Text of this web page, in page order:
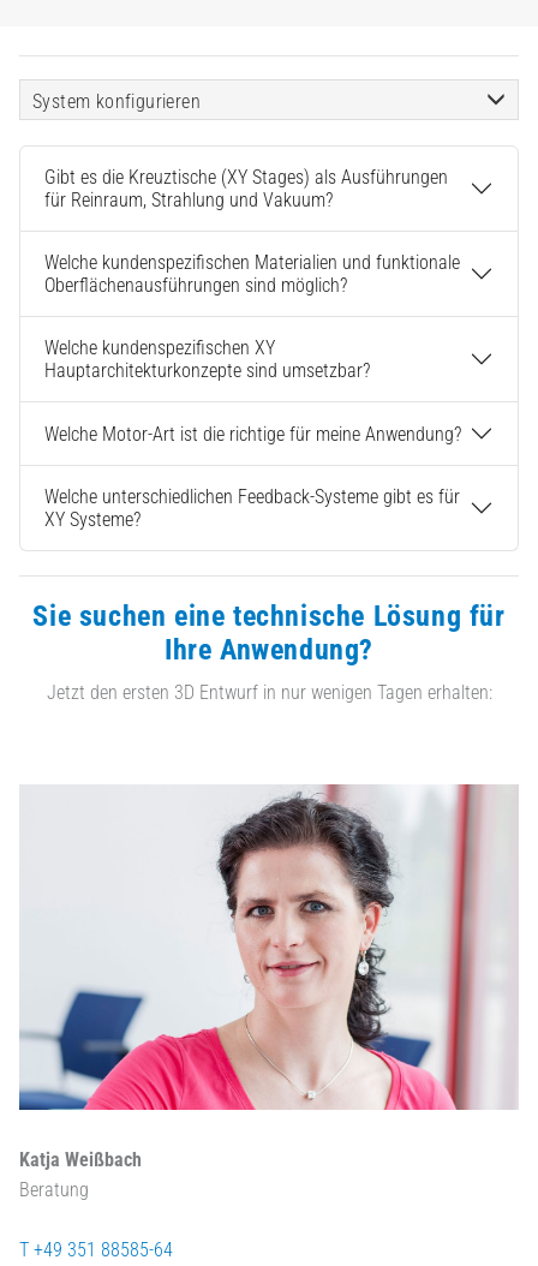
System konfigurieren
Gibt es die Kreuztische (XY Stages) als Ausführungen
für Reinraum, Strahlung und Vakuum?
Welche kundenspezifischen Materialien und funktionale
Oberflächenausführungen sind möglich?
Welche kundenspezifischen XY
Hauptarchitekturkonzepte sind umsetzbar?
Welche Motor-Art ist die richtige für meine Anwendung?
Welche unterschiedlichen Feedback-Systeme gibt es für
XY Systeme?
Sie suchen eine technische Lösung für
Ihre Anwendung?
Jetzt den ersten 3D Entwurf in nur wenigen Tagen erhalten:
Katja Weißbach
Beratung
T +49 351 88585-64